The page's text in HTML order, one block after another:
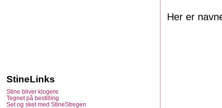
Her er
StineLinks
Stine bliver klogere
Tegnet på bestilling
Set og sket med StineStregen